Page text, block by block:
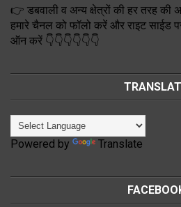
👉 डबवाली व अन्य क्षेत्रों की हर तरह
हमारे चैनल को फॉलो करें और राइट साईड
ऑन करें 👇👇👇👇👇👇
Powered by Translate